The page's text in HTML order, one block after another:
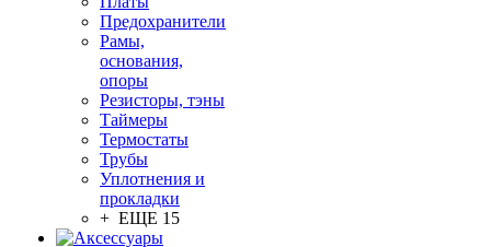
Предохранители
Рамы,
основания,
опоры
Резисторы, тэны
Таймеры
Термостаты
Трубы
Уплотнения и
прокладки
+ ЕЩЕ 15